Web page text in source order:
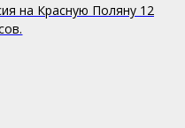
на Красную Поляну 12